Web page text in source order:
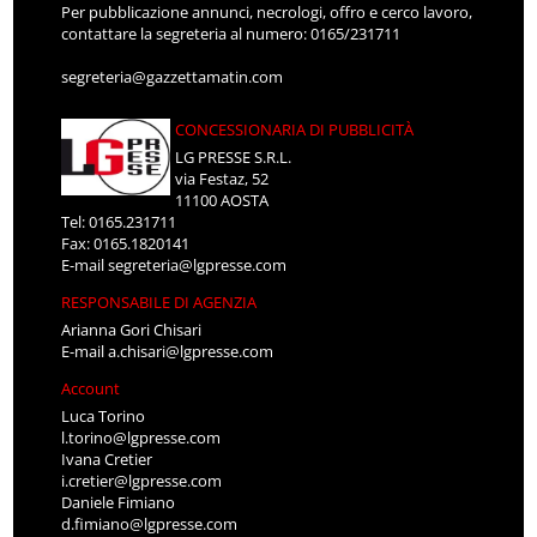
Per pubblicazione annunci, necrologi, offro e cerco lavoro,
contattare la segreteria al numero: 0165/231711
segreteria@gazzettamatin.com
CONCESSIONARIA DI PUBBLICITÀ
LG PRESSE S.R.L.
via Festaz, 52
11100 AOSTA
Tel: 0165.231711
Fax: 0165.1820141
E-mailsegreteria@lgpresse.com
RESPONSABILE DI AGENZIA
Arianna Gori Chisari
E-maila.chisari@lgpresse.com
Account
Luca Torino
l.torino@lgpresse.com
Ivana Cretier
i.cretier@lgpresse.com
Daniele Fimiano
d.fimiano@lgpresse.com